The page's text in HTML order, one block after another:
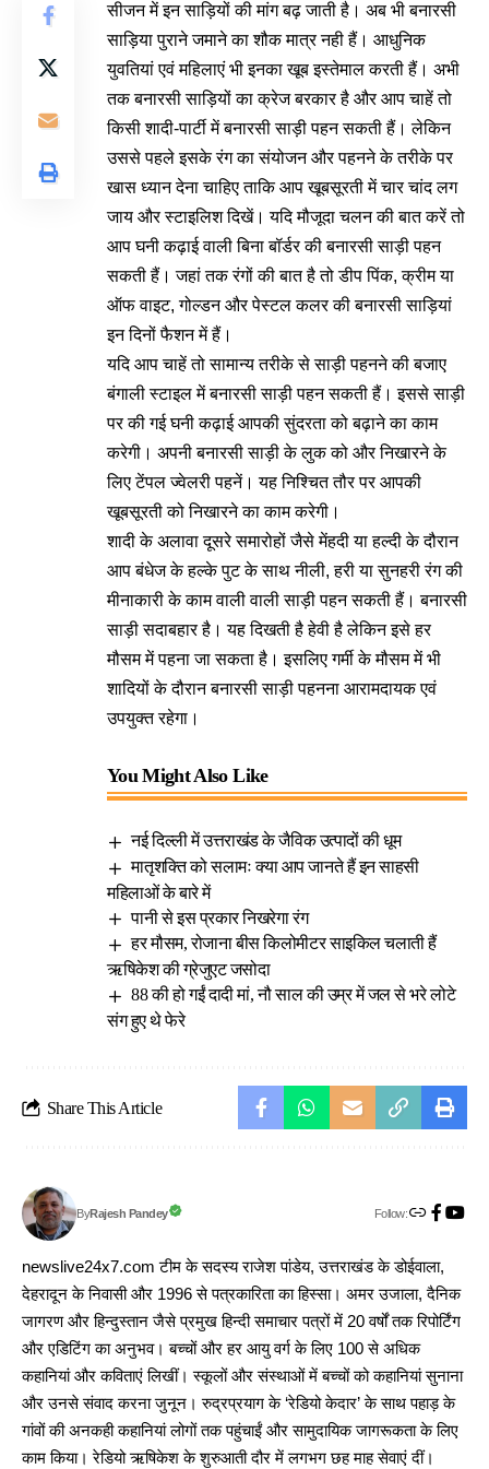
सीजन में इन साड़ियों की मांग बढ़ जाती है। अब भी बनारसी
साड़िया पुराने जमाने का शौक मात्र नही हैं। आधुनिक
युवतियां एवं महिलाएं भी इनका खूब इस्तेमाल करती हैं। अभी
तक बनारसी साड़ियों का क्रेज बरकार है और आप चाहें तो
किसी शादी-पार्टी में बनारसी साड़ी पहन सकती हैं। लेकिन
उससे पहले इसके रंग का संयोजन और पहनने के तरीके पर
खास ध्यान देना चाहिए ताकि आप खूबसूरती में चार चांद लग
जाय और स्टाइलिश दिखें। यदि मौजूदा चलन की बात करें तो
आप घनी कढ़ाई वाली बिना बॉर्डर की बनारसी साड़ी पहन
सकती हैं। जहां तक रंगों की बात है तो डीप पिंक, क्रीम या
ऑफ वाइट, गोल्डन और पेस्टल कलर की बनारसी साड़ियां
इन दिनों फैशन में हैं।
यदि आप चाहें तो सामान्य तरीके से साड़ी पहनने की बजाए
बंगाली स्टाइल में बनारसी साड़ी पहन सकती हैं। इससे साड़ी
पर की गई घनी कढ़ाई आपकी सुंदरता को बढ़ाने का काम
करेगी। अपनी बनारसी साड़ी के लुक को और निखारने के
लिए टेंपल ज्वेलरी पहनें। यह निश्चित तौर पर आपकी
खूबसूरती को निखारने का काम करेगी।
शादी के अलावा दूसरे समारोहों जैसे मेंहदी या हल्दी के दौरान
आप बंधेज के हल्के पुट के साथ नीली, हरी या सुनहरी रंग की
मीनाकारी के काम वाली वाली साड़ी पहन सकती हैं। बनारसी
साड़ी सदाबहार है। यह दिखती है हेवी है लेकिन इसे हर
मौसम में पहना जा सकता है। इसलिए गर्मी के मौसम में भी
शादियों के दौरान बनारसी साड़ी पहनना आरामदायक एवं
उपयुक्त रहेगा।
You Might Also Like
नई दिल्ली में उत्तराखंड के जैविक उत्पादों की धूम
मातृशक्ति को सलामः क्या आप जानते हैं इन साहसी
महिलाओं के बारे में
पानी से इस प्रकार निखरेगा रंग
हर मौसम, रोजाना बीस किलोमीटर साइकिल चलाती हैं
ऋषिकेश की ग्रेजुएट जसोदा
88 की हो गईं दादी मां, नौ साल की उम्र में जल से भरे लोटे
संग हुए थे फेरे
Share This Article
ByRajesh Pandey Follow:
newslive24x7.com टीम के सदस्य राजेश पांडेय, उत्तराखंड के डोईवाला,
देहरादून के निवासी और 1996 से पत्रकारिता का हिस्सा। अमर उजाला, दैनिक
जागरण और हिन्दुस्तान जैसे प्रमुख हिन्दी समाचार पत्रों में 20 वर्षों तक रिपोर्टिंग
और एडिटिंग का अनुभव। बच्चों और हर आयु वर्ग के लिए 100 से अधिक
कहानियां और कविताएं लिखीं। स्कूलों और संस्थाओं में बच्चों को कहानियां सुनाना
और उनसे संवाद करना जुनून। रुद्रप्रयाग के ‘रेडियो केदार’ के साथ पहाड़ के
गांवों की अनकही कहानियां लोगों तक पहुंचाईं और सामुदायिक जागरूकता के लिए
काम किया। रेडियो ऋषिकेश के शुरुआती दौर में लगभग छह माह सेवाएं दीं।